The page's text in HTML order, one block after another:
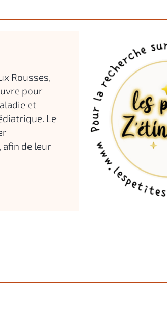
Rousses,
pour
et
Le
afin de leur